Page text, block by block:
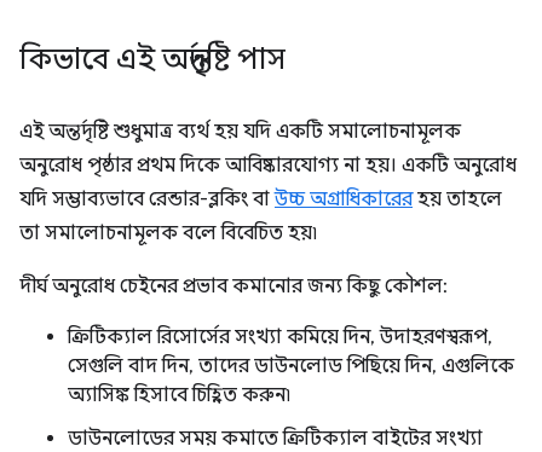
কিভাবে এই অন্তর্দৃষ্টি পাস
এই অন্তর্দৃষ্টি শুধুমাত্র ব্যর্থ হয় যদি একটি সমালোচনামূলক
অনুরোধ পৃষ্ঠার প্রথম দিকে আবিষ্কারযোগ্য না হয়। একটি অনুরোধ
যদি সম্ভাব্যভাবে রেন্ডার-ব্লকিং বাউচ্চ অগ্রাধিকারেরহয় তাহলে
তা সমালোচনামূলক বলে বিবেচিত হয়৷
দীর্ঘ অনুরোধ চেইনের প্রভাব কমানোর জন্য কিছু কৌশল:
ক্রিটিক্যাল রিসোর্সের সংখ্যা কমিয়ে দিন, উদাহরণস্বরূপ,
সেগুলি বাদ দিন, তাদের ডাউনলোড পিছিয়ে দিন, এগুলিকে
অ্যাসিঙ্ক হিসাবে চিহ্নিত করুন৷
ডাউনলোডের সময় কমাতে ক্রিটিক্যাল বাইটের সংখ্যা